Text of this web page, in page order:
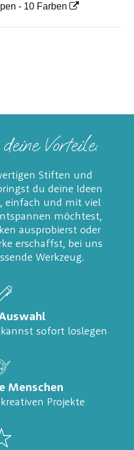
- 10 Farben
Vorteile:
Stiften und
du deine Ideen
einfach und mit viel
möchtest,
ausprobierst oder
erschaffst, bei uns
Werkzeug.
sofort loslegen
Menschen
Projekte